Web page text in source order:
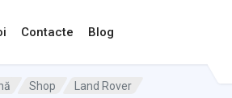
Contacte Blog
Shop Land Rover